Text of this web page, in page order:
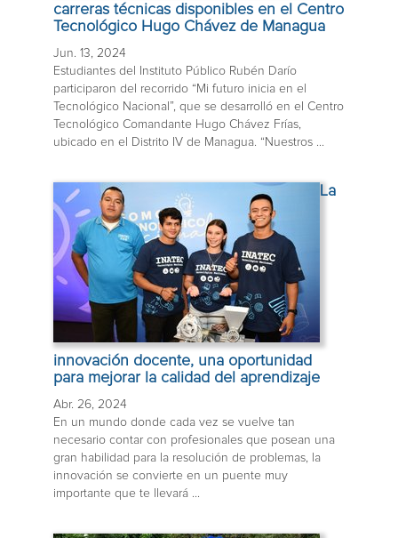
carreras técnicas disponibles en el Centro
Tecnológico Hugo Chávez de Managua
Jun. 13, 2024
Estudiantes del Instituto Público Rubén Darío
participaron del recorrido “Mi futuro inicia en el
Tecnológico Nacional”, que se desarrolló en el Centro
Tecnológico Comandante Hugo Chávez Frías,
ubicado en el Distrito IV de Managua. “Nuestros ...
La
innovación docente, una oportunidad
para mejorar la calidad del aprendizaje
Abr. 26, 2024
En un mundo donde cada vez se vuelve tan
necesario contar con profesionales que posean una
gran habilidad para la resolución de problemas, la
innovación se convierte en un puente muy
importante que te llevará ...